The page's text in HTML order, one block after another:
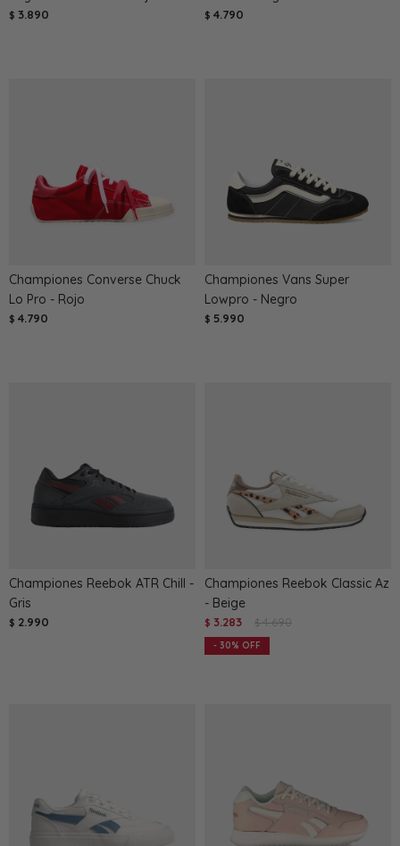
$ 3.890 $ 4.790
Championes Converse Chuck
Lo Pro - Rojo
$ 4.790
Championes Vans Super
Lowpro - Negro
$ 5.990
Championes Reebok ATR Chill -
Gris
$ 2.990
Championes Reebok Classic Az
- Beige
$ 3.283 $ 4.690
30